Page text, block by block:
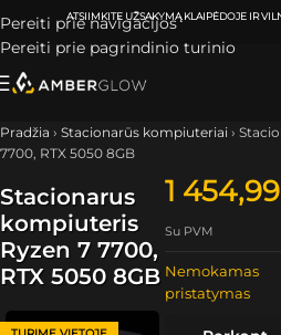
Pereiti prie navigacijos
Pereiti prie pagrindinio turinio
ATSIIMKITE UŽSAKYMĄKLAIPĖDOJE IR
Pradžia › Stacionarūs kompiuteriai ›
7700, RTX 5050 8GB
Stacionarus
kompiuteris
Ryzen 7 7700,
RTX 5050 8GB
1
Su PVM
Nemokamas
pristatymas